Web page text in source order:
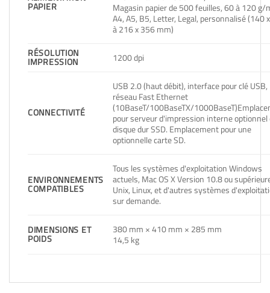
PAPIER
Magasin papier de 500 feuilles, 60 à 120 g/
A4, A5, B5, Letter, Legal, personnalisé (140
à 216 x 356 mm)
RÉSOLUTION
IMPRESSION 1200 dpi
CONNECTIVITÉ
USB 2.0 (haut débit), interface pour clé USB,
réseau Fast Ethernet
(10BaseT/100BaseTX/
pour serveur d'impression interne optionnel
disque dur SSD. Emplacement pour une
optionnelle carte SD.
ENVIRONNEMENTS
COMPATIBLES
Tous les systèmes d'exploitation Windows
actuels, Mac OS X Version 10.8 ou
Unix, Linux, et d'autres systèmes
sur demande.
DIMENSIONS ET
POIDS
380 mm × 410 mm × 285 mm
14,5 kg